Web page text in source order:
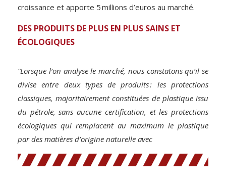
croissance et apporte 5 millions d’euros au marché.
DES PRODUITS DE PLUS EN PLUS SAINS ET
ÉCOLOGIQUES
“Lorsque l’on analyse le marché, nous constatons qu’il se
divise entre deux types de produits : les protections
classiques, majoritairement constituées de plastique issu
du pétrole, sans aucune certification, et les protections
écologiques qui remplacent au maximum le plastique
par des matières d’origine naturelle avec